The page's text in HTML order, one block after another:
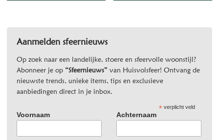
Aanmelden sfeernieuws
Op zoek naar een landelijke, stoere en sfeervolle woonstijl?
Abonneer je op “Sfeernieuws” van Huisvolsfeer! Ontvang de
nieuwste trends, unieke items, tips en exclusieve
aanbiedingen direct in je inbox.
*verplicht veld
Voornaam Achternaam